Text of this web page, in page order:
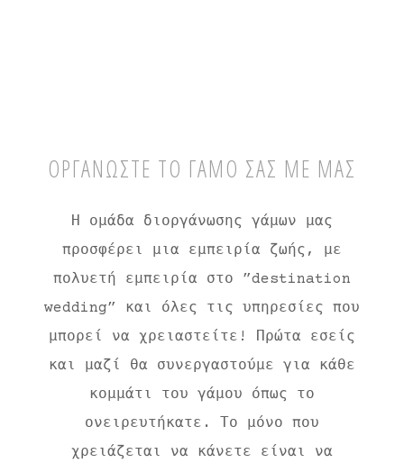
ΟΡΓΑΝΩΣΤΕ ΤΟ ΓΑΜΟ ΣΑΣ ΜΕ ΜΑΣ
Η ομάδα διοργάνωσης γάμων μας
προσφέρει μια εμπειρία ζωής, με
πολυετή εμπειρία στο ”destination
wedding” και όλες τις υπηρεσίες που
μπορεί να χρειαστείτε! Πρώτα εσείς
και μαζί θα συνεργαστούμε για κάθε
κομμάτι του γάμου όπως το
ονειρευτήκατε. Το μόνο που
χρειάζεται να κάνετε είναι να